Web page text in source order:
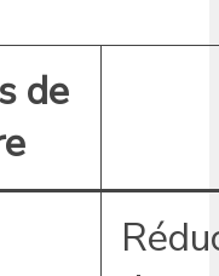
de